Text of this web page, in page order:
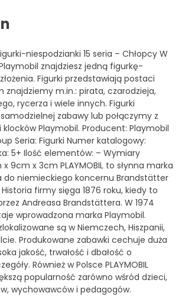
niespodzianki 15 seria – Chłopcy W
znajdziesz jedną figurkę-
Figurki przedstawiają postaci
znajdziemy m.in.: pirata, czarodzieja,
rycerza i wiele innych. Figurki
zabawy lub połączymy z
Playmobil. Producent: Playmobil
Seria: Figurki Numer katalogowy:
5+ Ilość elementów: – Wymiary
9cm x 3cm PLAYMOBIL to słynna marka
do niemieckiego koncernu Brandstätter
firmy sięga 1876 roku, kiedy to
Andreasa Brandstättera. W 1974
wprowadzona marka Playmobil.
są w Niemczech, Hiszpanii,
Produkowane zabawki cechuje duża
jakość, trwałość i dbałość o
Również w Polsce PLAYMOBIL
popularność zarówno wśród dzieci,
wychowawców i pedagogów.